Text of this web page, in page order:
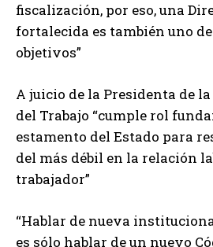
fiscalización, por eso, una
fortalecida es también uno
objetivos”
A juicio de la Presidenta de la
del Trabajo “cumple rol
estamento del Estado para
del más débil en la relación
trabajador”
“Hablar de nueva
es sólo hablar de un nuevo